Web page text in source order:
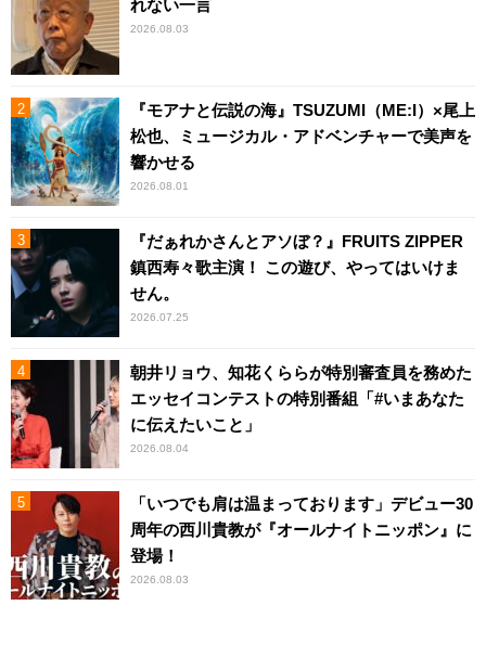
れない一言
2026.08.03
『モアナと伝説の海』TSUZUMI（ME:I）×尾上
松也、ミュージカル・アドベンチャーで美声を
響かせる
2026.08.01
『だぁれかさんとアソぼ？』FRUITS ZIPPER
鎮西寿々歌主演！ この遊び、やってはいけま
せん。
2026.07.25
朝井リョウ、知花くららが特別審査員を務めた
エッセイコンテストの特別番組「#いまあなた
に伝えたいこと」
2026.08.04
「いつでも肩は温まっております」デビュー30
周年の西川貴教が『オールナイトニッポン』に
登場！
2026.08.03